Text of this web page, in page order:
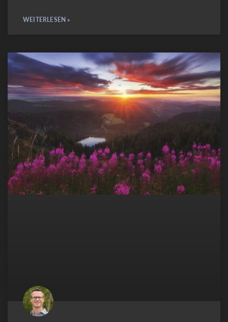
WEITERLESEN »